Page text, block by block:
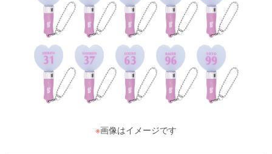
※画像はイメージです